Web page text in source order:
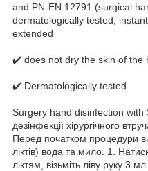
and PN-EN 12791 (surgical
dermatologically tested,
extended
✔️ does not dry the skin of the
✔️ Dermatologically tested
Surgery hand disinfection with
дезінфекції хірургічного
Перед початком процедури
ліктів) вода та мило. 1.
ліктям, візьміть ліву руку 3